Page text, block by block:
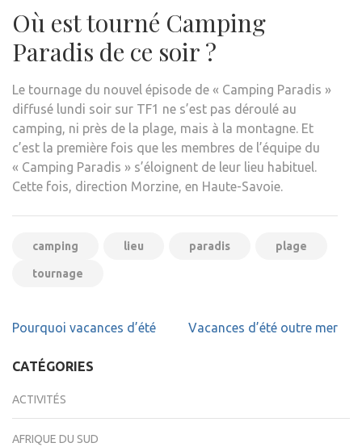
Où est tourné Camping
Paradis de ce soir ?
Le tournage du nouvel épisode de « Camping Paradis »
diffusé lundi soir sur TF1 ne s’est pas déroulé au
camping, ni près de la plage, mais à la montagne. Et
c’est la première fois que les membres de l’équipe du
« Camping Paradis » s’éloignent de leur lieu habituel.
Cette fois, direction Morzine, en Haute-Savoie.
camping lieu paradis plage
tournage
Navigation
l’article
Pourquoi vacances d’été Vacances d’été outre mer
CATÉGORIES
ACTIVITÉS
AFRIQUE DU SUD